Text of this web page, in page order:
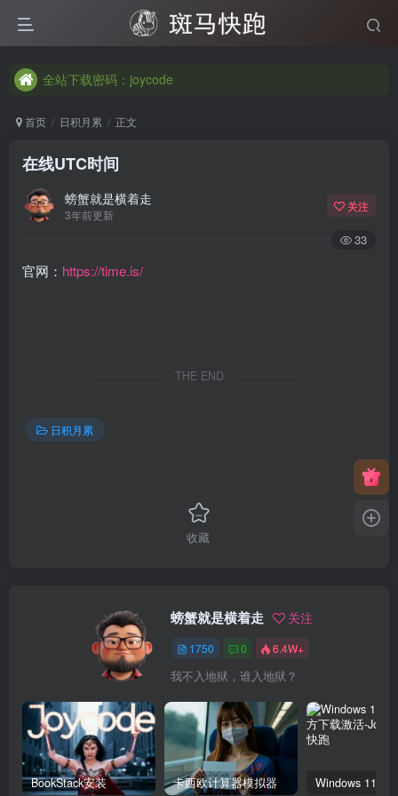
全站下载密码：joycode
全站下载密码：joycode
全站下载密码：joycode
首页 日积月累 正文
在线UTC时间
螃蟹就是横着走
3年前更新
关注
33
官网： https://time.is/
THE END
日积月累
收藏
螃蟹就是横着走 关注
1750 0 6.4W+
我不入地狱，谁入地狱？
BookStack安装 卡西欧计算器模拟器